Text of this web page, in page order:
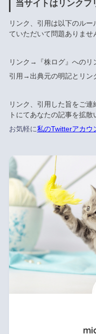
当サイトはリンクフ
リンク、引用は以下のル
ていただいて問題ありませ
リンク→『株ログ』へのリ
引用→出典元の明記とリン
リンク、引用した旨をご
トにてあなたの記事を拡散
お気軽に私のTwitterアカウ